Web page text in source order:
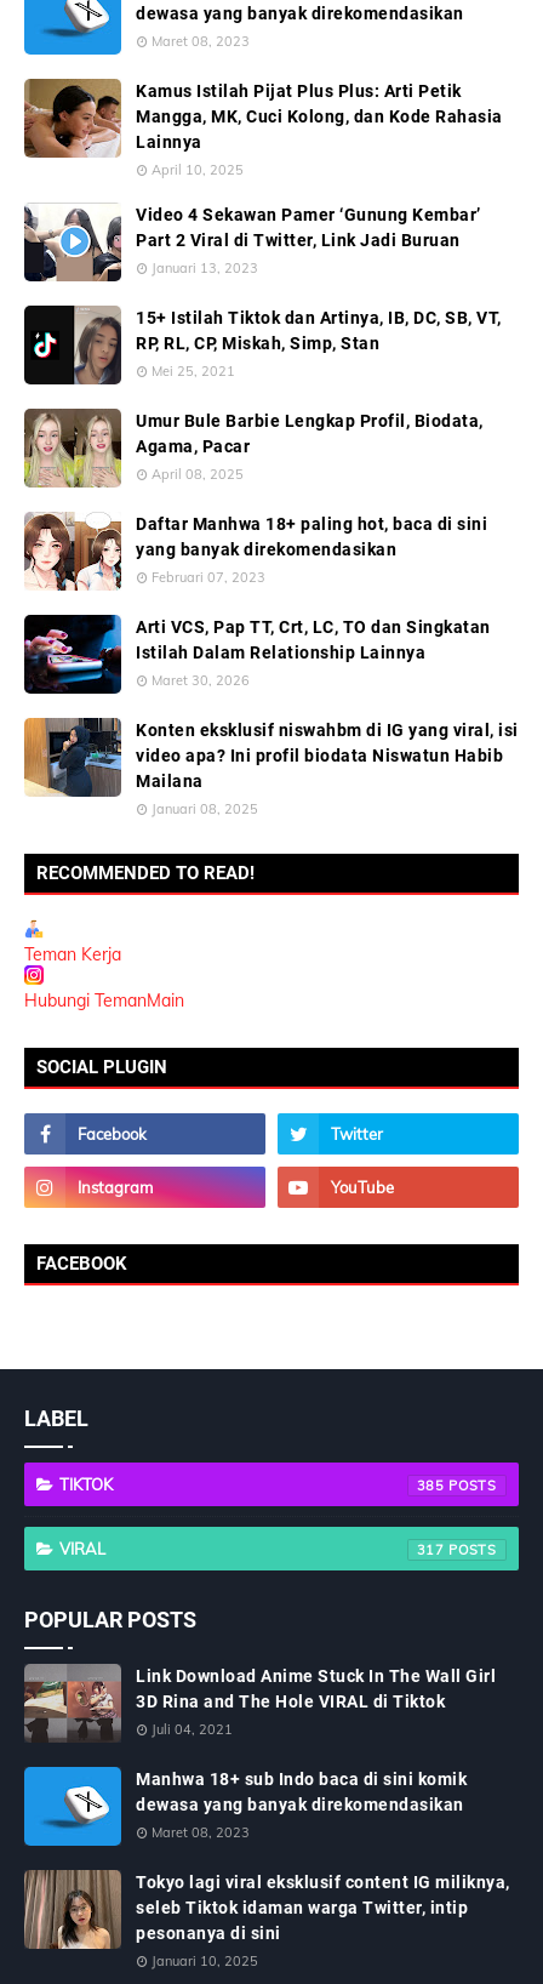
dewasa yang banyak direkomendasikan
Maret 08, 2023
Kamus Istilah Pijat Plus Plus: Arti Petik
Mangga, MK, Cuci Kolong, dan Kode Rahasia
Lainnya
April 10, 2025
Video 4 Sekawan Pamer ‘Gunung Kembar’
Part 2 Viral di Twitter, Link Jadi Buruan
Januari 13, 2023
15+ Istilah Tiktok dan Artinya, IB, DC, SB, VT,
RP, RL, CP, Miskah, Simp, Stan
Mei 25, 2021
Umur Bule Barbie Lengkap Profil, Biodata,
Agama, Pacar
April 08, 2025
Daftar Manhwa 18+ paling hot, baca di sini
yang banyak direkomendasikan
Februari 07, 2023
Arti VCS, Pap TT, Crt, LC, TO dan Singkatan
Istilah Dalam Relationship Lainnya
Maret 30, 2026
Konten eksklusif niswahbm di IG yang viral, isi
video apa? Ini profil biodata Niswatun Habib
Mailana
Januari 08, 2025
RECOMMENDED TO READ!
Teman Kerja
Hubungi TemanMain
SOCIAL PLUGIN
FACEBOOK
LABEL
TIKTOK 385
VIRAL 317
POPULAR POSTS
Link Download Anime Stuck In The Wall Girl
3D Rina and The Hole VIRAL di Tiktok
Juli 04, 2021
Manhwa 18+ sub Indo baca di sini komik
dewasa yang banyak direkomendasikan
Maret 08, 2023
Tokyo lagi viral eksklusif content IG miliknya,
seleb Tiktok idaman warga Twitter, intip
pesonanya di sini
Januari 10, 2025